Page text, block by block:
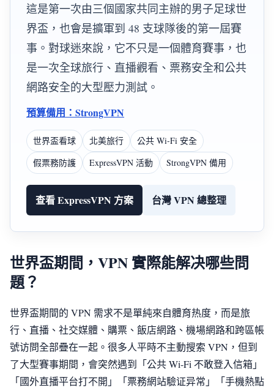
這是第一次由三個國家共同主辦的男子足球世
界盃，也會是擴軍到 48 支球隊後的第一屆賽
事。對球迷來說，它不只是一個體育賽事，也
是一次全球旅行、直播觀看、票務安全和公共
網路安全的大型壓力測試。
預算備用：StrongVPN
世界盃看球 北美旅行
公共 Wi‑Fi 安全
假票務防護
ExpressVPN 活動 StrongVPN 備用
查看 ExpressVPN 方案 台灣 VPN 總整理
世界盃期間，VPN 實際能解决哪些問
題？
世界盃期間的 VPN 需求不是單純來自體育热度，而是旅
行、直播、社交媒體、購票、飯店網路、機場網路和跨區帳
號访問全部疊在一起。很多人平時不主動搜索 VPN，但到
了大型賽事期間，會突然遇到「公共 Wi‑Fi 不敢登入信箱」
「國外直播平台打不開」「票務網站驗证异常」「手機熱點